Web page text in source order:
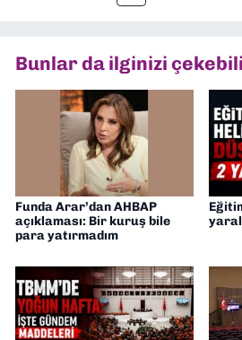
Bunlar da ilginizi
Funda Arar’dan AHBAP
açıklaması: Bir kuruş bile
para yatırmadım